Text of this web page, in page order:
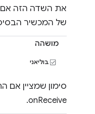
את השדה הזה אם
של המכשיר
מושהה
בוליאני
סימון שמציין אם
onReceive.